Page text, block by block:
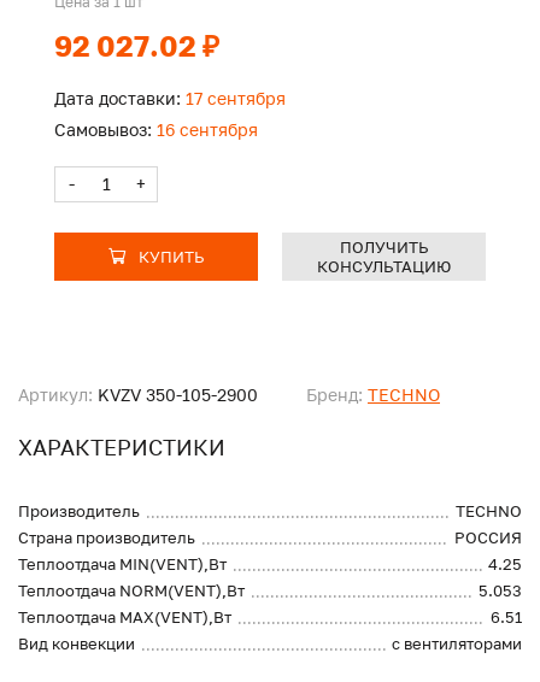
Артикул: KVZV 350-105-2900 Бренд: TECHNO
ХАРАКТЕРИСТИКИ
Производитель
TECHNO
Страна производитель
РОССИЯ
Теплоотдача MIN(VENT),Вт
4.25
Теплоотдача NORM(VENT),Вт
5.053
Теплоотдача MAX(VENT),Вт
6.51
Вид конвекции
с вентиляторами
92 027.02 ₽
Дата доставки: 17 сентября
Самовывоз: 16 сентября
- +
КУПИТЬ
ПОЛУЧИТЬ
КОНСУЛЬТАЦИЮ